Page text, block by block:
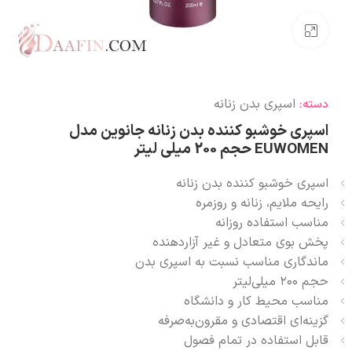
دسته: اسپری بدن زنانه
اسپری خوشبو کننده بدن زنانه جانوین مدل
EUWOMEN حجم 200 میلی لیتر
اسپری خوشبو کننده بدن زنانه
رایحه ملایم، زنانه و روزمره
مناسب استفاده روزانه
پخش بوی متعادل و غیر آزاردهنده
ماندگاری مناسب نسبت به اسپری بدن
حجم ۲۰۰ میلی‌لیتر
مناسب محیط کار و دانشگاه
گزینه‌ای اقتصادی و مقرون‌به‌صرفه
قابل استفاده در تمام فصول